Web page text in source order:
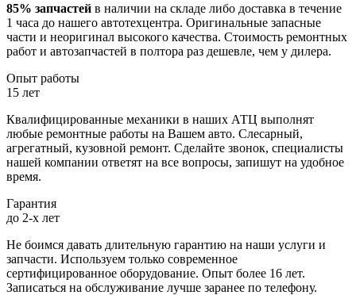
85% запчастей в наличии на складе либо доставка в течение
1 часа до нашего автотехцентра. Оригинальные запасные
части и неоригинал высокого качества. Стоимость ремонтных
работ и автозапчастей в полтора раз дешевле, чем у дилера.
Опыт работы
15 лет
Квалифицированные механики в наших АТЦ выполнят
любые ремонтные работы на Вашем авто. Слесарный,
агрегатный, кузовной ремонт. Сделайте звонок, специалисты
нашей компании ответят на все вопросы, запишут на удобное
время.
Гарантия
до 2-х лет
Не боимся давать длительную гарантию на наши услуги и
запчасти. Используем только современное
сертифицированное оборудование. Опыт более 16 лет.
Записаться на обслуживание лучше заранее по телефону.